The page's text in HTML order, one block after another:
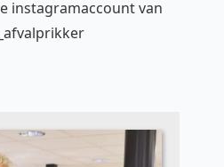
instagramaccount van